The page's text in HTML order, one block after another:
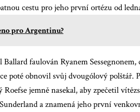
cestu pro jeho první ortézu od
pro Argentinu?
faulován Ryanem
poté obnovil svůj dvougólový
jemně nasekal, aby zpečetil
a znamená jeho první